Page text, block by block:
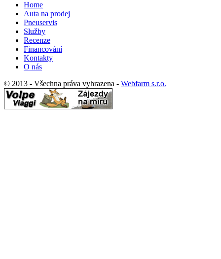
Home
Auta na prodej
Pneuservis
Služby
Recenze
Financování
Kontakty
O nás
© 2013 - Všechna práva vyhrazena - Webfarm s.r.o.